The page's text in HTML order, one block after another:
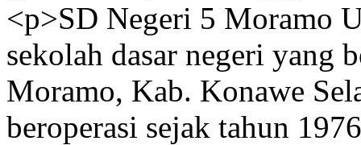
<p>SD Negeri 5 Moramo
sekolah dasar negeri yang
Moramo, Kab. Konawe
beroperasi sejak tahun